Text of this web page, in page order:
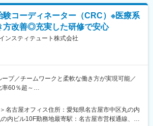
能）／出産祝い金を支給あり。
は、社員からパートへ切替えて復職するケースも
後はほとんどの方が復職されます。
してチーム全体で協力しながら治験を進めてい
3～5施設を受け持ちますが、他のチームメンバ
ながら治験を進めていくことができるため、負担
の定める業務
況の確認や患者様対応の予定などを、院内の治験
様の診察や検査に同席し、治験が手順通りに行
者様の状態変化が無いかを確認します。
書作成
補となる患者様をカルテから探す
わせ
：
修期間となります。ビジネスマナーやPCスキル
月給(月額)は固定手当を含めた表記です。
験コーディネーター（CRC）※医療系
改善◎充実した研修で安心
ンスティテュート株式会社
ープ／チームワークと柔軟な働き方が実現可能／
60％超～
を向上させるべく、新しい治療法を開発する必要
はそのための治験を実施する際の患者さんおよ
ポートを担う治験コーディネーター（通称CRC）
名古屋オフィス住所：愛知県名古屋市中区丸の内